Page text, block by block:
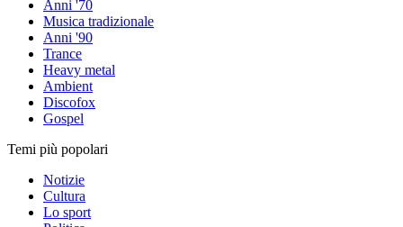
Anni '70
Musica tradizionale
Anni '90
Trance
Heavy metal
Ambient
Discofox
Gospel
Temi più popolari
Notizie
Cultura
Lo sport